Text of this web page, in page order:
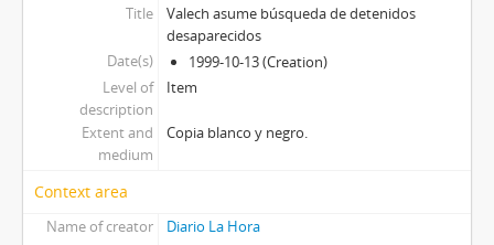
Title
Valech asume búsqueda de detenidos
desaparecidos
Date(s)
1999-10-13 (Creation)
Level of
description
Item
Extent and
medium
Copia blanco y negro.
Context area
Name of creator
Diario La Hora